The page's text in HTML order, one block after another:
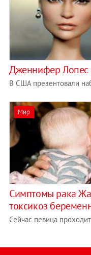
Дженнифер Лопес
В США презентовали
Мир
Симптомы рака
токсикоз
Сейчас певица